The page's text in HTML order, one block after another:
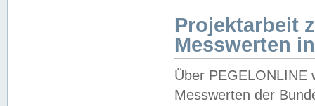
Projektarbeit
Messwerten
Über PEGELONLINE
Messwerten der